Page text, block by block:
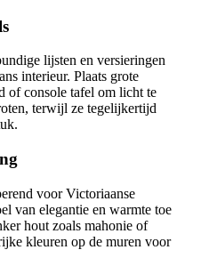
lijsten en versieringen
interieur. Plaats grote
of console tafel om licht te
terwijl ze tegelijkertijd
voor Victoriaanse
van elegantie en warmte toe
hout zoals mahonie of
kleuren op de muren voor